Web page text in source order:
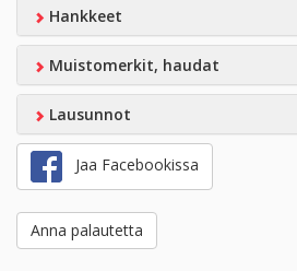
Hankkeet
Muistomerkit, haudat
Lausunnot
Jaa Facebookissa
Anna palautetta